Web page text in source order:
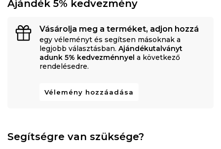
Ajándék 5% kedvezmény
Vásárolja meg a terméket, adjon hozzá
egy véleményt és segítsen másoknak a
legjobb választásban. Ajándékutalványt
adunk 5% kedvezménnyel a következő
rendelésedre.
Vélemény hozzáadása
Segítségre van szüksége?